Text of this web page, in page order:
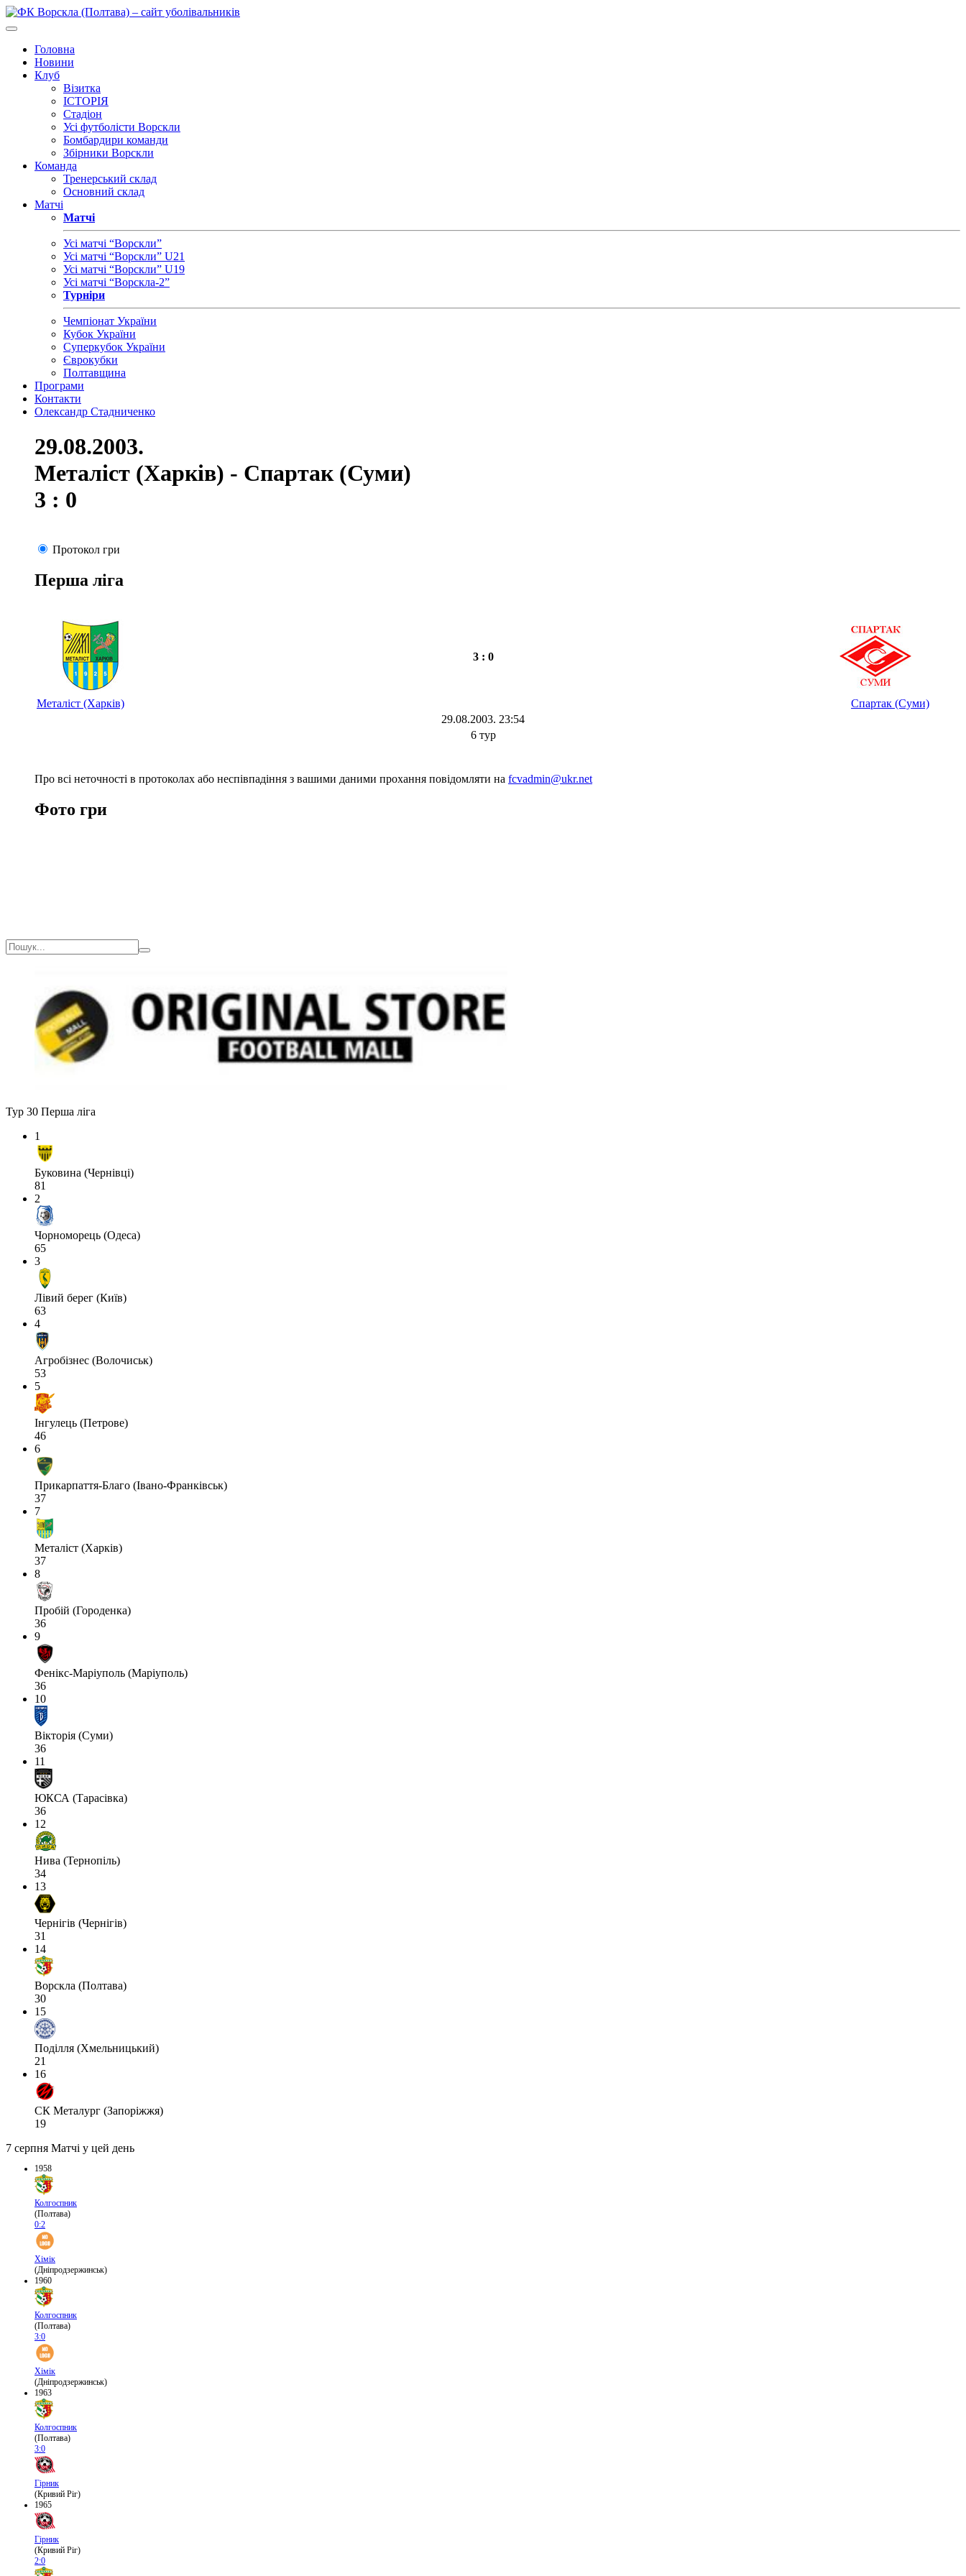
Головна
Новини
Клуб
Візитка
ІСТОРІЯ
Стадіон
Усі футболісти Ворскли
Бомбардири команди
Збірники Ворскли
Команда
Тренерський склад
Основний склад
Матчі
Матчі
Усі матчі “Ворскли”
Усі матчі “Ворскли” U21
Усі матчі “Ворскли” U19
Усі матчі “Ворскла-2”
Турніри
Чемпіонат України
Кубок України
Суперкубок України
Єврокубки
Полтавщина
Програми
Контакти
Олександр Стадниченко
29.08.2003.
Металіст (Харків) - Спартак (Суми)
3 : 0
Протокол гри
Перша ліга
3 : 0
Металіст (Харків)
Спартак (Суми)
29.08.2003. 23:54
6 тур
Про всі неточності в протоколах або неспівпадіння з вашими даними прохання повідомляти на fcvadmin@ukr.net
Фото гри
Тур 30 Перша ліга
1
Буковина (Чернівці)
81
2
Чорноморець (Одеса)
65
3
Лівий берег (Київ)
63
4
Агробізнес (Волочиськ)
53
5
Інгулець (Петрове)
46
6
Прикарпаття-Благо (Івано-Франківськ)
37
7
Металіст (Харків)
37
8
Пробій (Городенка)
36
9
Фенікс-Маріуполь (Маріуполь)
36
10
Вікторія (Суми)
36
11
ЮКСА (Тарасівка)
36
12
Нива (Тернопіль)
34
13
Чернігів (Чернігів)
31
14
Ворскла (Полтава)
30
15
Поділля (Хмельницький)
21
16
СК Металург (Запоріжжя)
19
7 серпня Матчі у цей день
1958
Колгоспник
(Полтава)
0:2
Хімік
(Дніпродзержинськ)
1960
Колгоспник
(Полтава)
3:0
Хімік
(Дніпродзержинськ)
1963
Колгоспник
(Полтава)
3:0
Гірник
(Кривий Ріг)
1965
Гірник
(Кривий Ріг)
2:0